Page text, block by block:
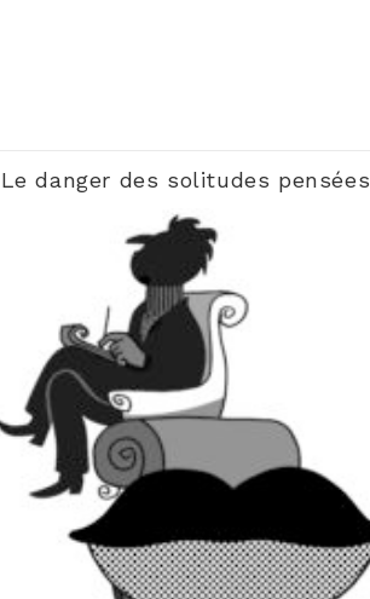
Le danger des solitudes pensées